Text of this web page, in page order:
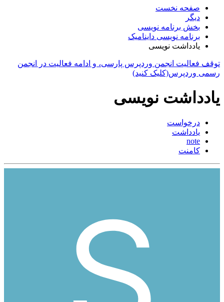
صفحه نخست
دیگر
بخش برنامه نویسی
برنامه نویسی داینامیک
یادداشت نویسی
توقف فعالیت انجمن وردپرس پارسی، و ادامه فعالیت در انجمن
رسمی وردپرس(کلیک کنید)
یادداشت نویسی
درخواست
یادداشت
note
کامنت